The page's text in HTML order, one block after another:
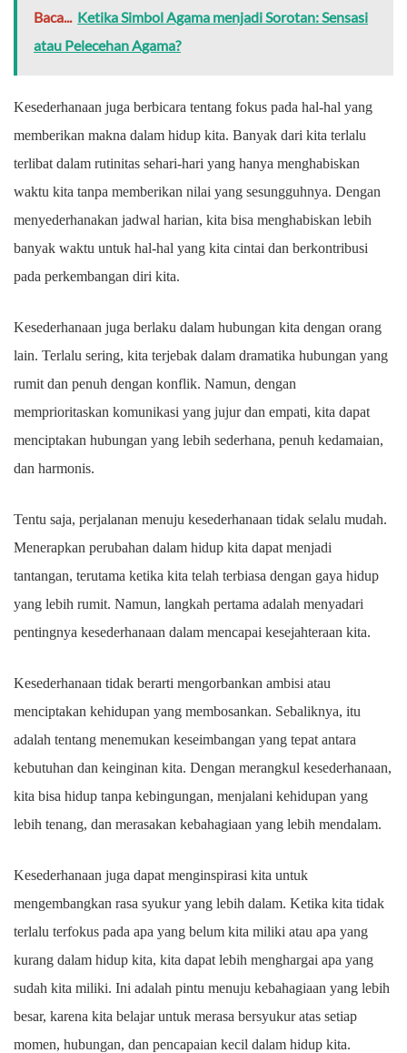
Baca... Ketika Simbol Agama menjadi Sorotan: Sensasi
atau Pelecehan Agama?
Kesederhanaan juga berbicara tentang fokus pada hal-hal yang
memberikan makna dalam hidup kita. Banyak dari kita terlalu
terlibat dalam rutinitas sehari-hari yang hanya menghabiskan
waktu kita tanpa memberikan nilai yang sesungguhnya. Dengan
menyederhanakan jadwal harian, kita bisa menghabiskan lebih
banyak waktu untuk hal-hal yang kita cintai dan berkontribusi
pada perkembangan diri kita.
Kesederhanaan juga berlaku dalam hubungan kita dengan orang
lain. Terlalu sering, kita terjebak dalam dramatika hubungan yang
rumit dan penuh dengan konflik. Namun, dengan
memprioritaskan komunikasi yang jujur dan empati, kita dapat
menciptakan hubungan yang lebih sederhana, penuh kedamaian,
dan harmonis.
Tentu saja, perjalanan menuju kesederhanaan tidak selalu mudah.
Menerapkan perubahan dalam hidup kita dapat menjadi
tantangan, terutama ketika kita telah terbiasa dengan gaya hidup
yang lebih rumit. Namun, langkah pertama adalah menyadari
pentingnya kesederhanaan dalam mencapai kesejahteraan kita.
Kesederhanaan tidak berarti mengorbankan ambisi atau
menciptakan kehidupan yang membosankan. Sebaliknya, itu
adalah tentang menemukan keseimbangan yang tepat antara
kebutuhan dan keinginan kita. Dengan merangkul kesederhanaan,
kita bisa hidup tanpa kebingungan, menjalani kehidupan yang
lebih tenang, dan merasakan kebahagiaan yang lebih mendalam.
Kesederhanaan juga dapat menginspirasi kita untuk
mengembangkan rasa syukur yang lebih dalam. Ketika kita tidak
terlalu terfokus pada apa yang belum kita miliki atau apa yang
kurang dalam hidup kita, kita dapat lebih menghargai apa yang
sudah kita miliki. Ini adalah pintu menuju kebahagiaan yang lebih
besar, karena kita belajar untuk merasa bersyukur atas setiap
momen, hubungan, dan pencapaian kecil dalam hidup kita.